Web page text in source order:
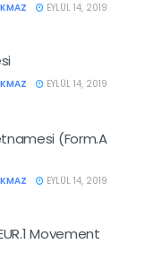
EYLÜL 14, 2019
EYLÜL 14, 2019
(Form.A
EYLÜL 14, 2019
Movement